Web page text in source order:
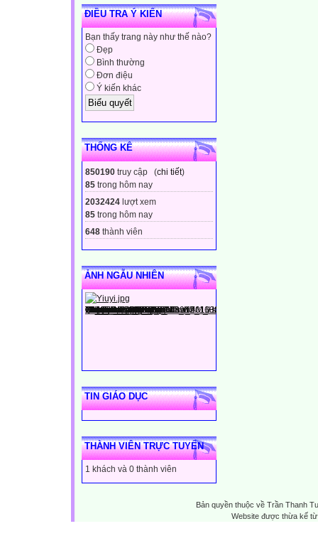
ĐIỀU TRA Ý KIẾN
Bạn thấy trang này như thế nào?
Đẹp
Bình thường
Đơn điệu
Ý kiến khác
THỐNG KÊ
850190 truy cập (chi tiết)
85 trong hôm nay
2032424 lượt xem
85 trong hôm nay
648 thành viên
ẢNH NGẪU NHIÊN
TIN GIÁO DỤC
THÀNH VIÊN TRỰC TUYẾN
1 khách và 0 thành viên
Bản quyền thuộc về Trần Thanh
Website được thừa kế